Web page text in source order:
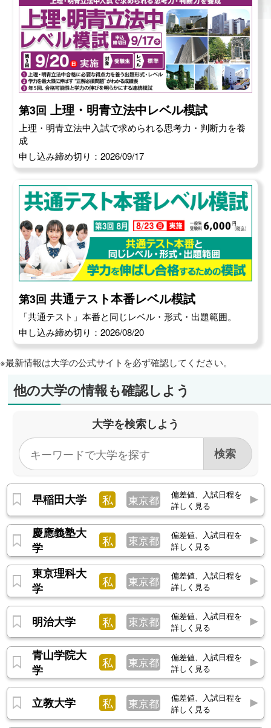
第3回 上理・明青立法中レベル模試
上理・明青立法中入試で求められる思考力・判断力を養
成
申し込み締め切り：2026/09/17
第3回 共通テスト本番レベル模試
「共通テスト」本番と同じレベル・形式・出題範囲。
申し込み締め切り：2026/08/20
※最新情報は大学の公式サイトを必ず確認してください。
他の大学の情報も確認しよう
大学を検索しよう
早稲田大学 私 東京都
偏差値、入試日程を
詳しく見る
慶應義塾大
学
私 東京都
偏差値、入試日程を
詳しく見る
東京理科大
学
私 東京都
偏差値、入試日程を
詳しく見る
明治大学 私 東京都
偏差値、入試日程を
詳しく見る
青山学院大
学
私 東京都
偏差値、入試日程を
詳しく見る
立教大学 私 東京都
偏差値、入試日程を
詳しく見る